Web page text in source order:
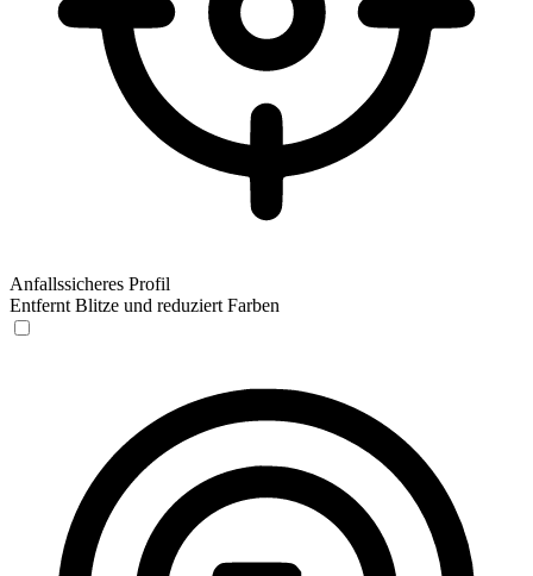
Anfallssicheres Profil
Entfernt Blitze und reduziert Farben